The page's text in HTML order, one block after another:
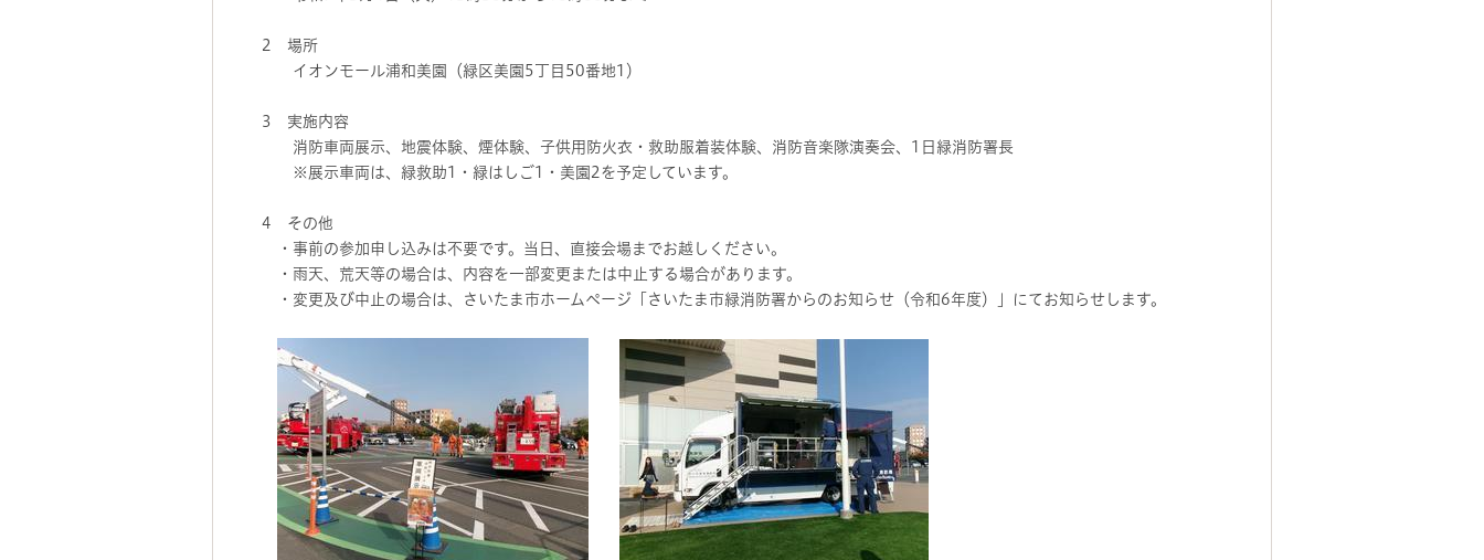
2 場所
イオンモール浦和美園（緑区美園5丁目50番地1）
3 実施内容
消防車両展示、地震体験、煙体験、子供用防火衣・救助服着装体験、消防音楽隊演奏会、1日緑消防署長
※展示車両は、緑救助1・緑はしご1・美園2を予定しています。
4 その他
・事前の参加申し込みは不要です。当日、直接会場までお越しください。
・雨天、荒天等の場合は、内容を一部変更または中止する場合があります。
・変更及び中止の場合は、さいたま市ホームページ「さいたま市緑消防署からのお知らせ（令和6年度）」にてお知らせします。